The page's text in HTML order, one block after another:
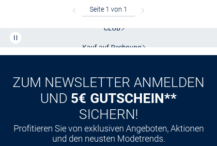
Kostenlose Lieferung und Retoure mit unserem Friends
CLUB
Kauf auf Rechnung
ZUM NEWSLETTER ANMELDEN
UND 5€ GUTSCHEIN**
SICHERN!
Profitieren Sie von exklusiven Angeboten, Aktionen
und den neusten Modetrends.